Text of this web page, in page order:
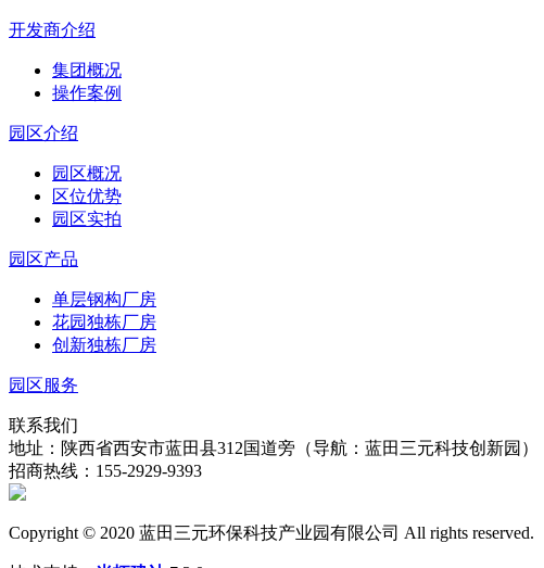
开发商介绍
集团概况
操作案例
园区介绍
园区概况
区位优势
园区实拍
园区产品
单层钢构厂房
花园独栋厂房
创新独栋厂房
园区服务
联系我们
地址：陕西省西安市蓝田县312国道旁（导航：蓝田三元科技创新园）
招商热线：155-2929-9393
Copyright © 2020 蓝田三元环保科技产业园有限公司 All rights reserved.